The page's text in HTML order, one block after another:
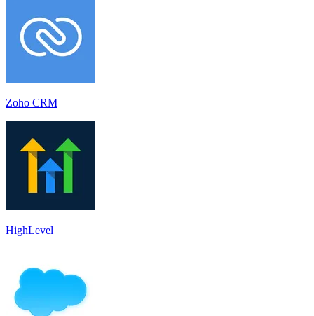
Zoho CRM
HighLevel